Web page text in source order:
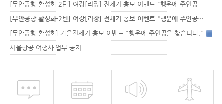
[무안공항 활성화-2탄] 여강[리장] 전세기 홍보 이벤트 "행운에 주인공…
[무안공항 활성화-2탄] 여강[리장] 전세기 홍보 이벤트 "행운에 주인공…
[무안공항 활성화] 가을전세기 홍보 이벤트 "행운에 주인공을 찾습니다."33
서울항공 여행사 업무 공지